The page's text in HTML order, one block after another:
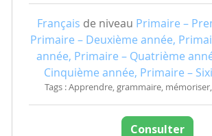
Français de niveau Primaire –
Primaire – Deuxième année,
année, Primaire – Quatrième
Cinquième année, Primaire –
Tags : Apprendre, grammaire,
Consulter